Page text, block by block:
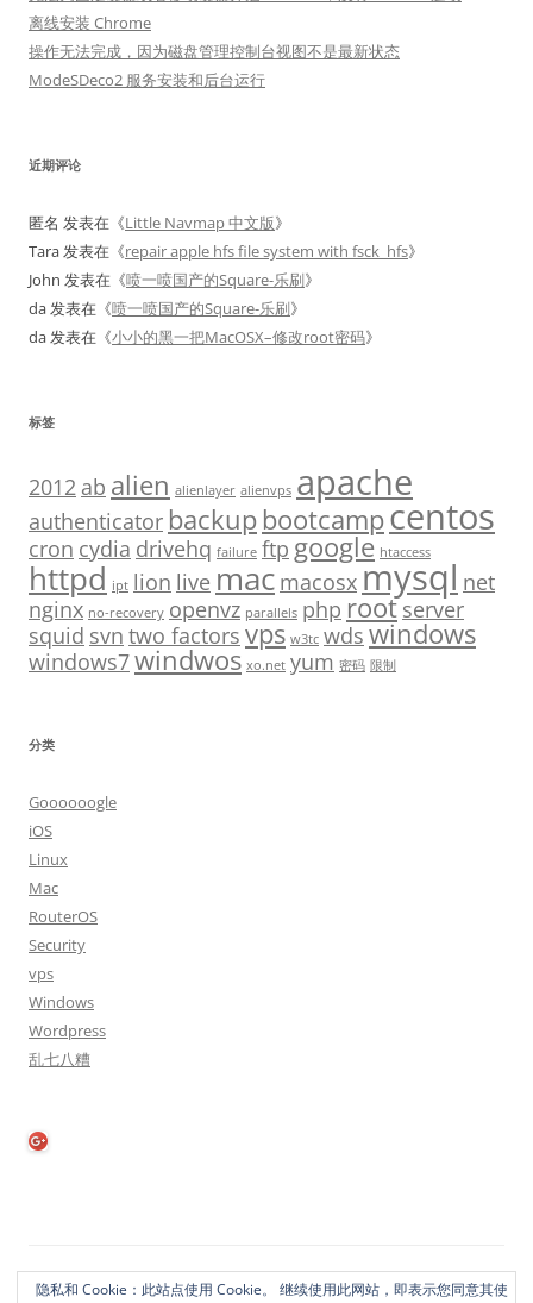
离线安装 Chrome
操作无法完成，因为磁盘管理控制台视图不是最新状态
ModeSDeco2 服务安装和后台运行
近期评论
匿名 发表在《Little Navmap 中文版》
Tara发表在《repair apple hfs file system with fsck_hfs》
John 发表在《喷一喷国产的Square-乐刷》
da发表在《喷一喷国产的Square-乐刷》
da发表在《小小的黑一把MacOSX–修改root密码》
标签
2012 ab alien alienlayer alienvps apache
authenticator backupbootcampcentos
cron cydia drivehq failure ftp google htaccess
httpd ipt lion live mac macosxmysql net
nginx no-recovery openvz parallels php root server
squid svn two factors vps w3tc wds windows
windows7windwos xo.net yum 密码 限制
分类
Goooooogle
iOS
Linux
Mac
RouterOS
Security
vps
Windows
Wordpress
乱七八糟
隐私政策 自豪地采用WordPress
隐私和 Cookie：此站点使用 Cookie。 继续使用此网站，即表示您同意其使